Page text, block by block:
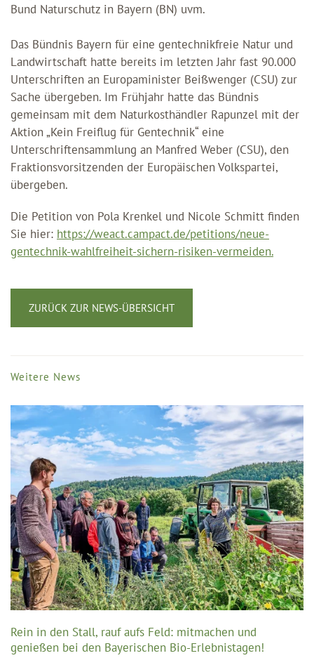
Bund Naturschutz in Bayern (BN) uvm.
Das Bündnis Bayern für eine gentechnikfreie Natur und
Landwirtschaft hatte bereits im letzten Jahr fast 90.000
Unterschriften an Europaminister Beißwenger (CSU) zur
Sache übergeben. Im Frühjahr hatte das Bündnis
gemeinsam mit dem Naturkosthändler Rapunzel mit der
Aktion „Kein Freiflug für Gentechnik“ eine
Unterschriftensammlung an Manfred Weber (CSU), den
Fraktionsvorsitzenden der Europäischen Volkspartei,
übergeben.
Die Petition von Pola Krenkel und Nicole Schmitt finden
Sie hier: https://weact.campact.de/petitions/neue-
gentechnik-wahlfreiheit-sichern-risiken-vermeiden.
ZURÜCK ZUR NEWS-ÜBERSICHT
Weitere News
Rein in den Stall, rauf aufs Feld: mitmachen und
genießen bei den Bayerischen Bio-Erlebnistagen!